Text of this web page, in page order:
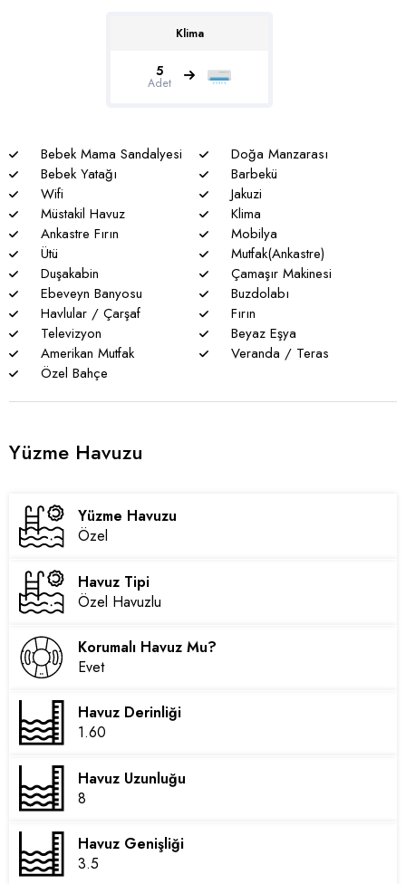
Kalkan tatili için mükemmel bir seçenektir.
* Doğa ile iç içe olan tüm villalarımızda düzenli olarak ilaçlama
* Havuzu korunaklı villalarımızda sizlere %100 görünmeme
garantisi verememekteyiz. Bu villalarımızda her zaman %5
sakınma payı mevcuttur.
* Villalarımızda yaz aylarında yoğun nüfus artışı nedeniyle
nadiren de olsa elektrik ve su kesintileri yaşanabilmektedir.
Klima
5
Adet
Bebek Mama Sandalyesi
Doğa Manzarası
Bebek Yatağı
Barbekü
Wifi
Jakuzi
Müstakil Havuz
Klima
Ankastre Fırın
Mobilya
Ütü
Mutfak(Ankastre)
Duşakabin
Çamaşır Makinesi
Ebeveyn Banyosu
Buzdolabı
Havlular / Çarşaf
Fırın
Televizyon
Beyaz Eşya
Amerikan Mutfak
Veranda / Teras
Özel Bahçe
Yüzme Havuzu
Yüzme Havuzu
Özel
Havuz Tipi
Özel Havuzlu
Korumalı Havuz Mu?
Evet
Havuz Derinliği
1.60
Havuz Uzunluğu
8
Havuz Genişliği
3.5